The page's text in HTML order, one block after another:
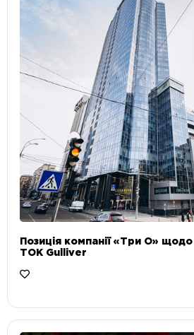
Позиція компанії «Три О» щодо
ТОК Gulliver